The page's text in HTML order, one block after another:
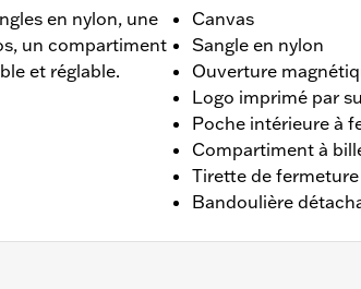
en nylon, une
un compartiment
et réglable.
Canvas
Sangle en nylon
Ouverture
Logo imprimé par
Poche intérieure à
Compartiment à
Tirette de
Bandoulière